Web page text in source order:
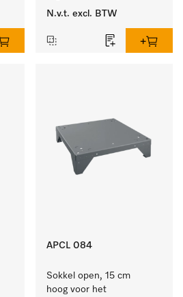
ontladen van de
N.v.t. excl. BTW
APCL 084
Sokkel open, 15 cm
hoog voor het